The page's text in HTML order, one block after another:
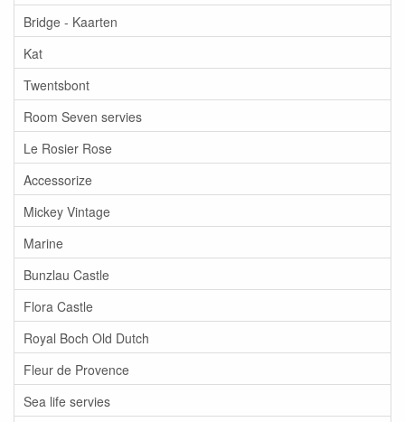
Bridge - Kaarten
Kat
Twentsbont
Room Seven servies
Le Rosier Rose
Accessorize
Mickey Vintage
Marine
Bunzlau Castle
Flora Castle
Royal Boch Old Dutch
Fleur de Provence
Sea life servies